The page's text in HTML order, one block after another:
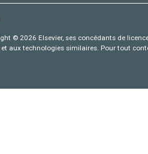
© 2026 Elsevier, ses concédants de
aux technologies similaires. Pour tout